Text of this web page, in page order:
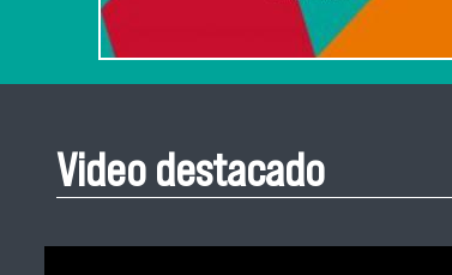
Video destacado